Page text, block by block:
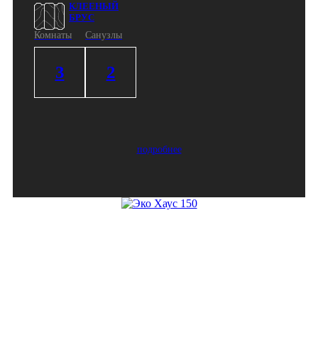
КЛЕЕНЫЙ
БРУС
Комнаты
3
Санузлы
2
подробнее